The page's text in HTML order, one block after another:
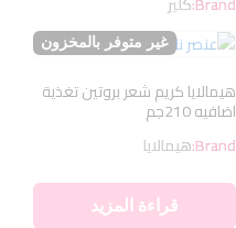
غير متوفر بالمخزون
هيمالايا كريم شعر بروتين تغذية
اضافيه 210جم
Brand:هيمالايا
قراءة المزيد